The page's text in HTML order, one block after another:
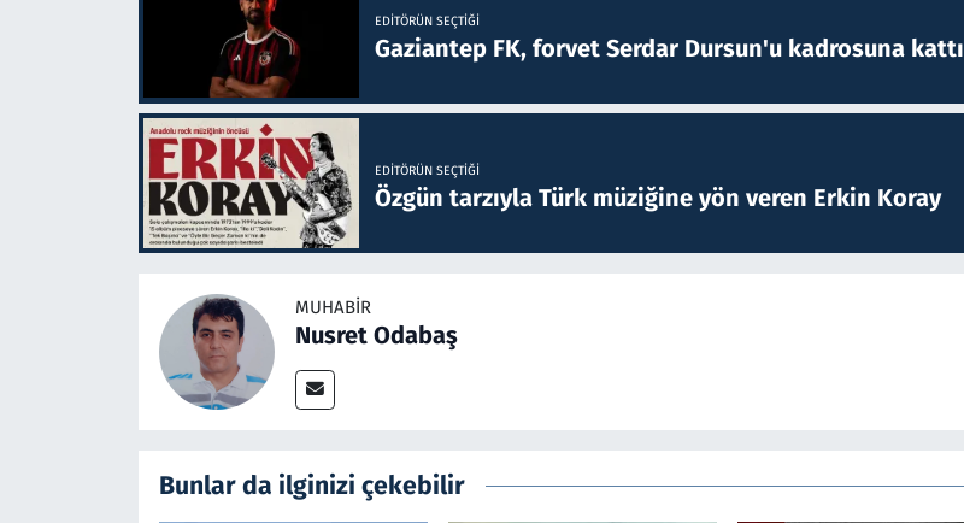
EDITÖRÜN SEÇTIĞI
Gaziantep FK, forvet Serdar Dursun'u kadrosuna kattı
EDITÖRÜN SEÇTIĞI
Özgün tarzıyla Türk müziğine yön veren Erkin Koray
MUHABIR
Nusret Odabaş
Bunlar da ilginizi çekebilir